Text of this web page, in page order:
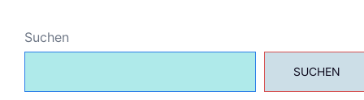
Suchen
SUCHEN